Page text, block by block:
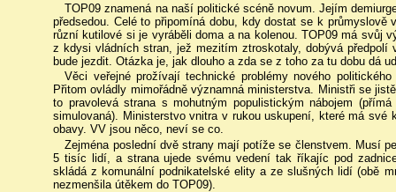
TOP09 znamená na naší politické scéně novum. Jejím
předsedou. Celé to připomíná dobu, kdy dostat se k průmyslově
různí kutilové si je vyráběli doma a na kolenou. TOP09 má svůj
z kdysi vládních stran, jež mezitím ztroskotaly, dobývá
bude jezdit. Otázka je, jak dlouho a zda se z toho za tu dobu dá
Věci veřejné prožívají technické problémy nového
Přitom ovládly mimořádně významná ministerstva. Ministři se
to pravolevá strana s mohutným populistickým nábojem
simulovaná). Ministerstvo vnitra v rukou uskupení, které má své
obavy. VV jsou něco, neví se co.
Zejména poslední dvě strany mají potíže se členstvem. Musí
5 tisíc lidí, a strana ujede svému vedení tak říkajíc pod
skládá z komunální podnikatelské elity a ze slušných lidí (obě
nezmenšila útěkem do TOP09).